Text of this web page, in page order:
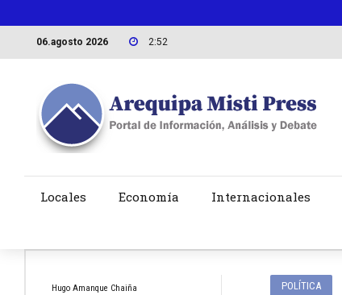
06.agosto 2026 2:52
Locales Economía Internacionales
Hugo Amanque Chaiña POLÍTICA